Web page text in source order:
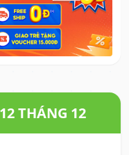
THÁNG 12